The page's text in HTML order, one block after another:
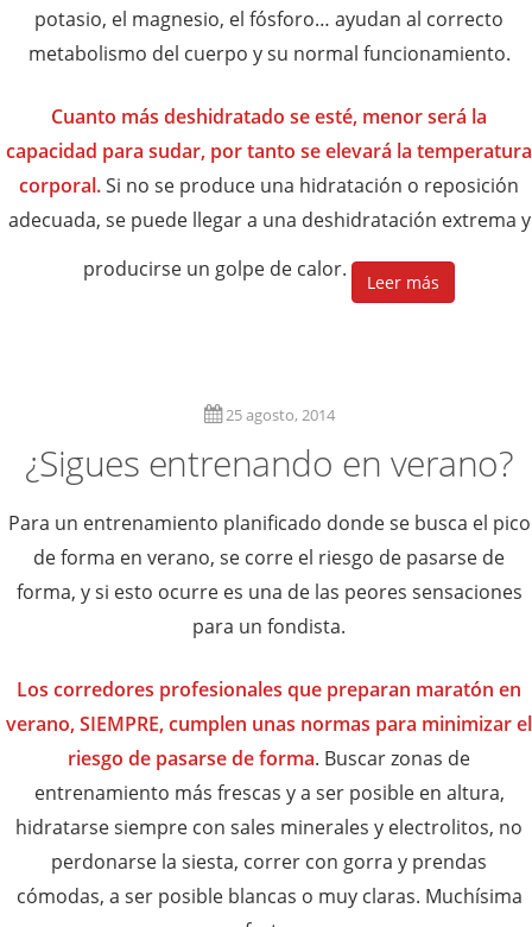
potasio, el magnesio, el fósforo… ayudan al correcto
metabolismo del cuerpo y su normal funcionamiento.
Cuanto más deshidratado se esté, menor será la
capacidad para sudar, por tanto se elevará la temperatura
corporal.Si no se produce una hidratación o reposición
adecuada, se puede llegar a una deshidratación extrema y
producirse un golpe de calor.
Leer más
25 agosto, 2014
¿Sigues entrenando en verano?
Para un entrenamiento planificado donde se busca el pico
de forma en verano, se corre el riesgo de pasarse de
forma, y si esto ocurre es una de las peores sensaciones
para un fondista.
Los corredores profesionales que preparan maratón en
verano, SIEMPRE, cumplen unas normas para minimizar el
riesgo de pasarse de forma. Buscar zonas de
entrenamiento más frescas y a ser posible en altura,
hidratarse siempre con sales minerales y electrolitos, no
perdonarse la siesta, correr con gorra y prendas
cómodas, a ser posible blancas o muy claras. Muchísima